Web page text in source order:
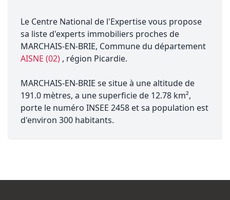
Le Centre National de l'Expertise vous propose
sa liste d'experts immobiliers proches de
MARCHAIS-EN-BRIE, Commune du département
AISNE (02) , région Picardie.
MARCHAIS-EN-BRIE se situe à une altitude de
191.0 mètres, a une superficie de 12.78 km²,
porte le numéro INSEE 2458 et sa population est
d'environ 300 habitants.